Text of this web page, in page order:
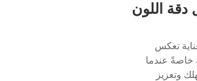
دقة اللون
تعكس
خاصةً عندما
وتعزيز